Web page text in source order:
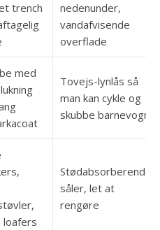
trench
nedenunder,
vandafvisende
overflade
med
Tovejs-lynlås så
man kan cykle og
skubbe barnevogn
loafers
Stødabsorberende
såler, let at
rengøre